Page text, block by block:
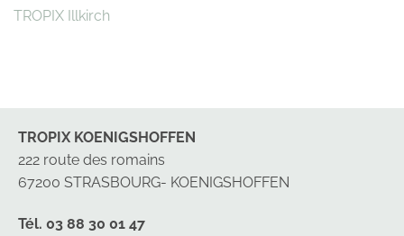
TROPIX Illkirch
TROPIX KOENIGSHOFFEN
222 route des romains
67200 STRASBOURG- KOENIGSHOFFEN
Tél. 03 88 30 01 47